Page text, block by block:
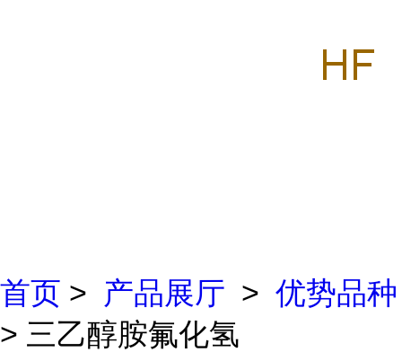
首页 > 产品展厅 > 优势品种
> 三乙醇胺氟化氢